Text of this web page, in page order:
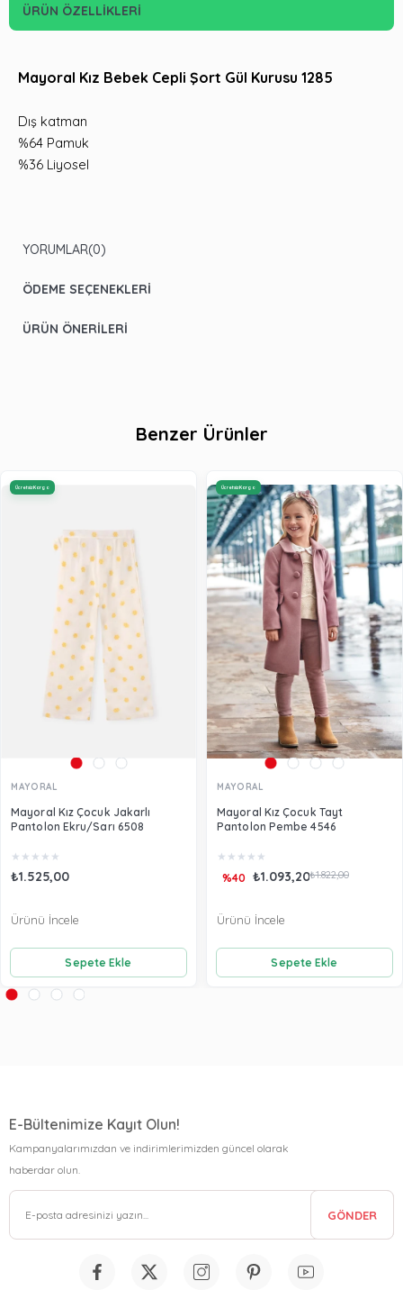
ÜRÜN ÖZELLIKLERI
Mayoral Kız Bebek Cepli Şort Gül Kurusu 1285
Dış katman
%64 Pamuk
%36 Liyosel
YORUMLAR(0)
ÖDEME SEÇENEKLERI
ÜRÜN ÖNERILERI
Benzer Ürünler
MAYORAL
Mayoral Kız Çocuk Jakarlı
Pantolon Ekru/Sarı 6508
★ ★ ★ ★ ★
₺1.525,00
Sepete Ekle
Ürünü İncele
Ücretsiz Kargo
MAYORAL
Mayoral Kız Çocuk Tayt
Pantolon Pembe 4546
★ ★ ★ ★ ★
₺1.093,20₺1.822,00
%40
Sepete Ekle
Ürünü İncele
Ücretsiz Kargo
E-Bültenimize Kayıt Olun!
Kampanyalarımızdan ve indirimlerimizden güncel olarak
haberdar olun.
GÖNDER